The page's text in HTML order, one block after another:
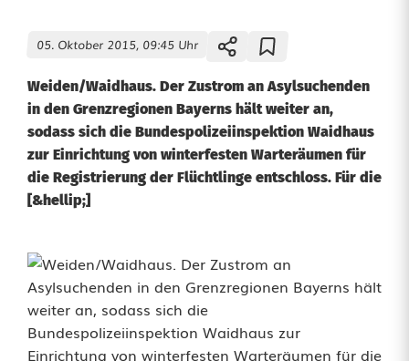
05. Oktober 2015, 09:45 Uhr
Weiden/Waidhaus. Der Zustrom an Asylsuchenden
in den Grenzregionen Bayerns hält weiter an,
sodass sich die Bundespolizeiinspektion Waidhaus
zur Einrichtung von winterfesten Warteräumen für
die Registrierung der Flüchtlinge entschloss. Für die
[&hellip;]